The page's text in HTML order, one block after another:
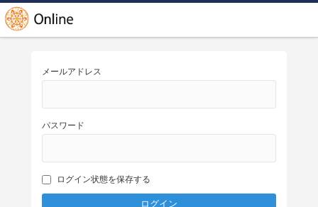
メールアドレス
パスワード
ログイン状態を保存する